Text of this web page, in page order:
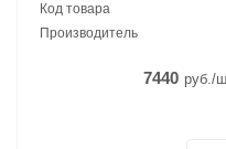
Код товара
Производитель
7440 руб./